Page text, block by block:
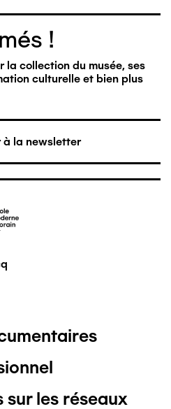
!
la collection du musée, ses
culturelle et bien plus
à la newsletter
sur les réseaux